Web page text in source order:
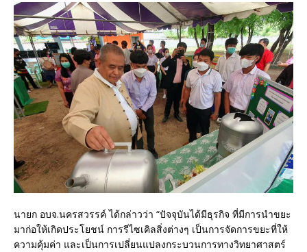
นายก อบจ.นครสวรรค์ ได้กล่าวว่า “ปัจจุบันได้มีธุรกิจ ที่มีการนำขยะ
มาก่อให้เกิดประโยชน์ การรีไซเคิลสิ่งต่างๆ เป็นการจัดการขยะที่ให้
ความคุ้มค่า และเป็นการเปลี่ยนแปลงกระบวนการทางวิทยาศาสตร์